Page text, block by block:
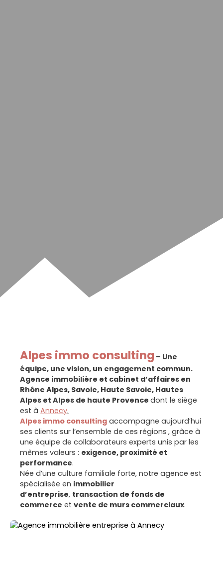
Alpes immo consulting – Une
équipe, une vision, un engagement commun.
Agence immobilière et cabinet d’affaires en
Rhône Alpes, Savoie, Haute Savoie, Hautes
Alpes et Alpes de haute Provence dont le siège
est à Annecy.
Alpes immo consulting accompagne aujourd’hui
ses clients sur l’ensemble de ces régions , grâce à
une équipe de collaborateurs experts unis par les
mêmes valeurs : exigence, proximité et
performance.
Née d’une culture familiale forte, notre agence est
spécialisée en immobilier
d’entreprise, transaction de fonds de
commerce et vente de murs commerciaux.